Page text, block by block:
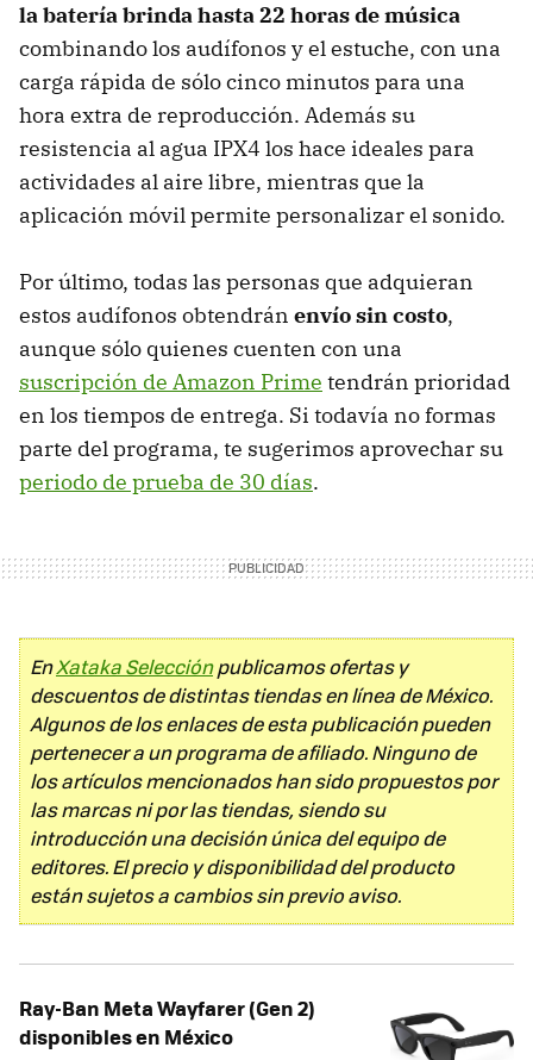
la batería brinda hasta 22 horas de música
combinando los audífonos y el estuche, con una
carga rápida de sólo cinco minutos para una
hora extra de reproducción. Además su
resistencia al agua IPX4 los hace ideales para
actividades al aire libre, mientras que la
aplicación móvil permite personalizar el sonido.
Por último, todas las personas que adquieran
estos audífonos obtendrán envío sin costo,
aunque sólo quienes cuenten con una
suscripción de Amazon Prime tendrán prioridad
en los tiempos de entrega. Si todavía no formas
parte del programa, te sugerimos aprovechar su
periodo de prueba de 30 días.
EnXataka Selecciónpublicamos ofertas y
descuentos de distintas tiendas en línea de México.
Algunos de los enlaces de esta publicación pueden
pertenecer a un programa de afiliado. Ninguno de
los artículos mencionados han sido propuestos por
las marcas ni por las tiendas, siendo su
introducción una decisión única del equipo de
editores. El precio y disponibilidad del producto
están sujetos a cambios sin previo aviso.
Ray-Ban Meta Wayfarer (Gen 2)
disponibles en México